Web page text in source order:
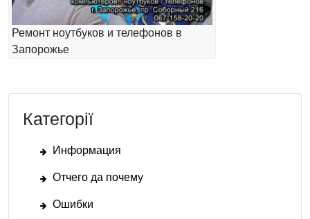
Ремонт ноутбуков и телефонов в
Запорожье
Категорії
Информация
Отчего да почему
Ошибки